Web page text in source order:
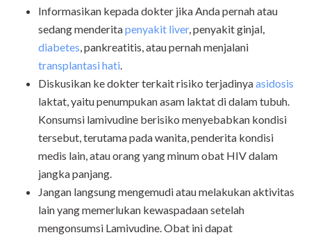
Informasikan kepada dokter jika Anda pernah atau
sedang menderitapenyakit liver, penyakit ginjal,
diabetes , pankreatitis, atau pernah menjalani
transplantasi hati
Diskusikan ke dokter terkait risiko terjadinyaasidosis
laktat, yaitu penumpukan asam laktat di dalam tubuh.
Konsumsi lamivudine berisiko menyebabkan kondisi
tersebut, terutama pada wanita, penderita kondisi
medis lain, atau orang yang minum obat HIV dalam
jangka panjang.
Jangan langsung mengemudi atau melakukan aktivitas
lain yang memerlukan kewaspadaan setelah
mengonsumsi Lamivudine. Obat ini dapat